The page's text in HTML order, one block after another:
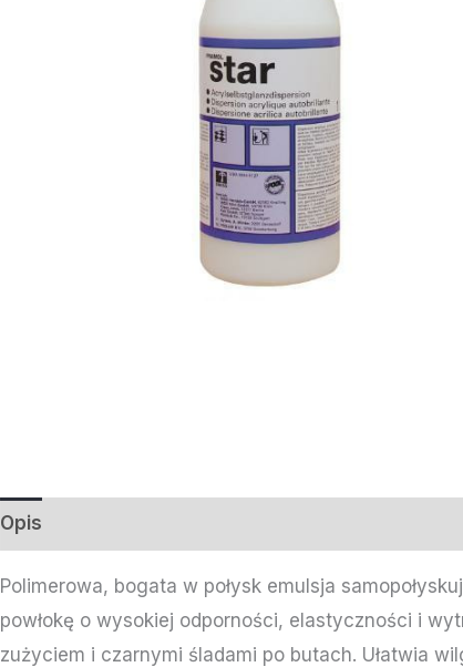
Opis
Polimerowa, bogata w połysk emulsja
powłokę o wysokiej odporności, elastyczności i
zużyciem i czarnymi śladami po butach. Ułatwia